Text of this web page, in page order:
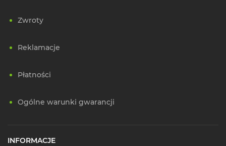
Zwroty
Reklamacje
Płatności
Ogólne warunki gwarancji
INFORMACJE